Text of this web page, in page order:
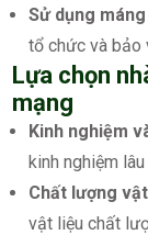
Sử dụng
tổ chức và bảo
Lựa chọn
mạng
Kinh nghiệm
kinh nghiệm
Chất lượng
vật liệu chất